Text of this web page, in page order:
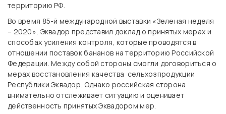
территорию РФ.
Во время 85-й международной выставки «Зеленая неделя
– 2020», Эквадор представил доклад о принятых мерах и
способах усиления контроля, которые проводятся в
отношении поставок бананов на территорию Российской
Федерации. Между собой стороны смогли договориться о
мерах восстановления качества сельхозпродукции
Республики Эквадор. Однако российская сторона
внимательно отслеживает ситуацию и оценивает
действенность принятых Эквадором мер.